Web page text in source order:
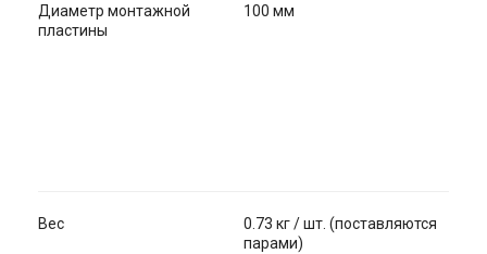
Диаметр монтажной
пластины
100 мм
Вес
0.73 кг / шт. (поставляются
парами)